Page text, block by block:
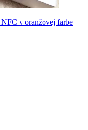
v oranžovej farbe